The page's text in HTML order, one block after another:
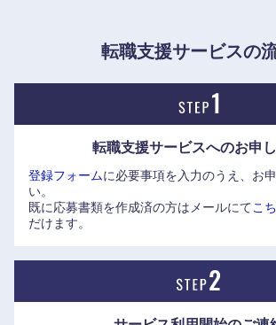
長期的な視点を持って顧客との関係を築く
付き合いのあるクライアント企業も少なくな
他ファームからの転職者の声としては、「
大切に育てようとする文化(日系ファームな
層との近さ。(一緒のフロア。経営会議の議
透明性。)」などが挙げられる。代表取締役
をさせないでください」といった言葉が響い
【メッセージ】
●求人票に記載する【経験・資格】は、あく
転職支援サービスの
転職支援サービスへのお申
登録フォームに必要事項を入力のうえ、お
い。
既に応募書類を作成済の方はメールにてこ
だけます。
鳥取県 島根県
岡山県